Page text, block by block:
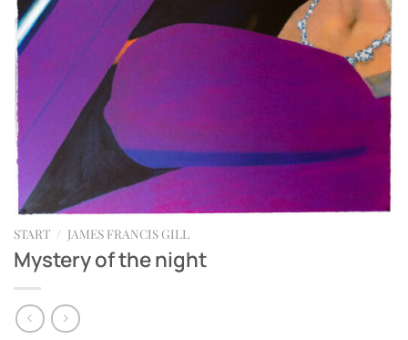
START / JAMES FRANCIS GILL
Mystery of the night